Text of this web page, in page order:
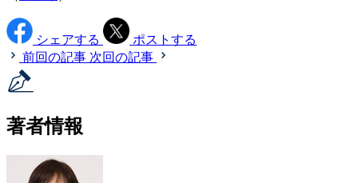
シェアする
ポストする
前回の記事 次回の記事
著者情報